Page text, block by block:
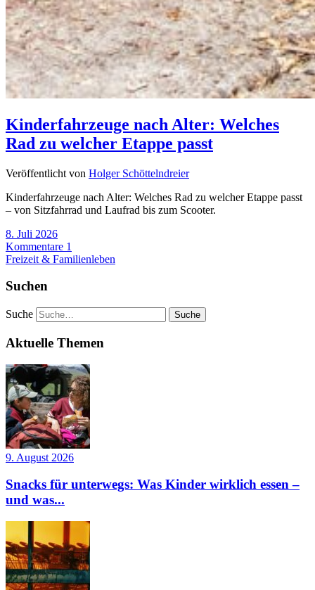
Kinderfahrzeuge nach Alter: Welches
Rad zu welcher Etappe passt
Veröffentlicht von Holger Schöttelndreier
Kinderfahrzeuge nach Alter: Welches Rad zu welcher Etappe passt
– von Sitzfahrrad und Laufrad bis zum Scooter.
8. Juli 2026
Kommentare 1
Freizeit & Familienleben
Suchen
Suche
Aktuelle Themen
9. August 2026
Snacks für unterwegs: Was Kinder wirklich essen –
und was...